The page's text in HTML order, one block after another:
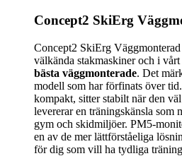
Concept2 SkiErg
Concept2 SkiErg
välkända stakmaskiner och i
bästa väggmonterade. Det
modell som har förfinats över
kompakt, sitter stabilt när den
levererar en träningskänsla som
gym och skidmiljöer. PM5-
en av de mer lättförståeliga
för dig som vill ha tydliga